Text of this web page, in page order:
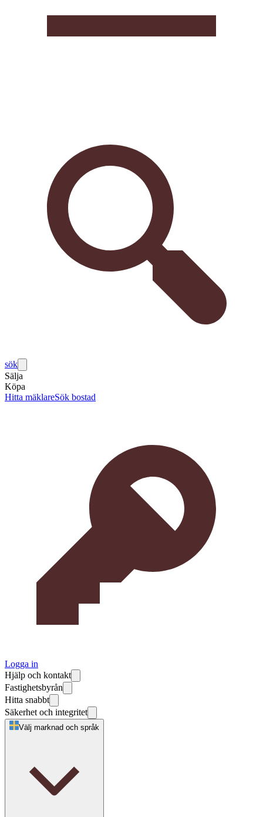
sök
Sälja
Köpa
Hitta mäklareSök bostad
Logga in
Hjälp och kontakt
Fastighetsbyrån
Hitta snabbt
Säkerhet och integritet
Välj marknad och språk